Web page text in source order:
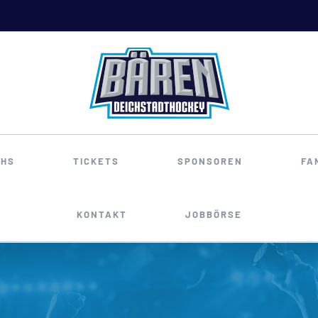
TICKETS SPONSOREN
KONTAKT JOBBÖRSE